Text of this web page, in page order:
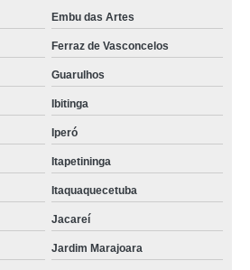
Embu das Artes
Ferraz de Vasconcelos
Guarulhos
Ibitinga
Iperó
Itapetininga
Itaquaquecetuba
Jacareí
Jardim Marajoara